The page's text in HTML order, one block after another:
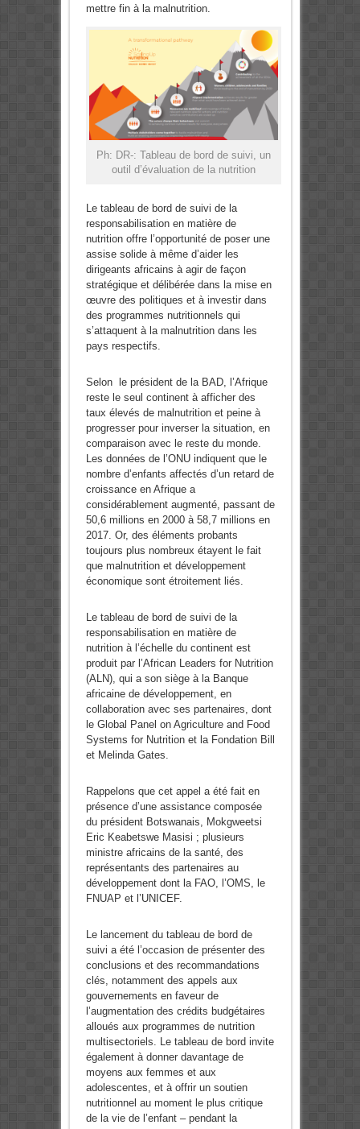
mettre fin à la malnutrition.
Ph: DR-: Tableau de bord de suivi, un
outil d’évaluation de la nutrition
Le tableau de bord de suivi de la
responsabilisation en matière de
nutrition offre l’opportunité de poser une
assise solide à même d’aider les
dirigeants africains à agir de façon
stratégique et délibérée dans la mise en
œuvre des politiques et à investir dans
des programmes nutritionnels qui
s’attaquent à la malnutrition dans les
pays respectifs.
Selon le président de la BAD, l’Afrique
reste le seul continent à afficher des
taux élevés de malnutrition et peine à
progresser pour inverser la situation, en
comparaison avec le reste du monde.
Les données de l’ONU indiquent que le
nombre d’enfants affectés d’un retard de
croissance en Afrique a
considérablement augmenté, passant de
50,6 millions en 2000 à 58,7 millions en
2017. Or, des éléments probants
toujours plus nombreux étayent le fait
que malnutrition et développement
économique sont étroitement liés.
Le tableau de bord de suivi de la
responsabilisation en matière de
nutrition à l’échelle du continent est
produit par l’African Leaders for Nutrition
(ALN), qui a son siège à la Banque
africaine de développement, en
collaboration avec ses partenaires, dont
le Global Panel on Agriculture and Food
Systems for Nutrition et la Fondation Bill
et Melinda Gates.
Rappelons que cet appel a été fait en
présence d’une assistance composée
du président Botswanais, Mokgweetsi
Eric Keabetswe Masisi ; plusieurs
ministre africains de la santé, des
représentants des partenaires au
développement dont la FAO, l’OMS, le
FNUAP et l’UNICEF.
Le lancement du tableau de bord de
suivi a été l’occasion de présenter des
conclusions et des recommandations
clés, notamment des appels aux
gouvernements en faveur de
l’augmentation des crédits budgétaires
alloués aux programmes de nutrition
multisectoriels. Le tableau de bord invite
également à donner davantage de
moyens aux femmes et aux
adolescentes, et à offrir un soutien
nutritionnel au moment le plus critique
de la vie de l’enfant – pendant la